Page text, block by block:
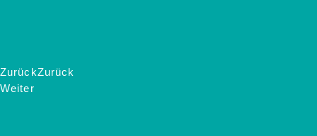
ZurückZurück
Weiter